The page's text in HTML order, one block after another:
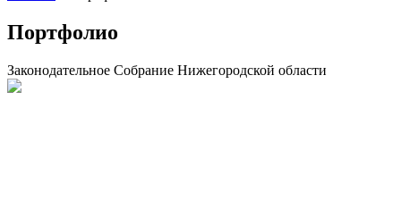
Портфолио
Законодательное Собрание Нижегородской области